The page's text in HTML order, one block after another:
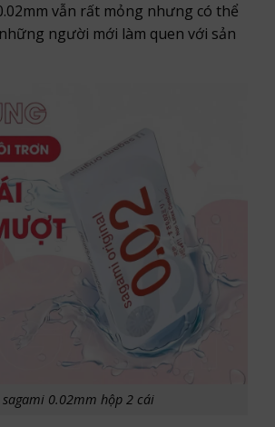
vẫn rất mỏng nhưng có thể
người mới làm quen với sản
sagami 0.02mm hộp 2 cái